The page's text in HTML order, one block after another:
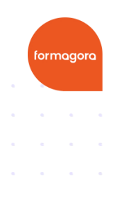
contenu
Organisme de